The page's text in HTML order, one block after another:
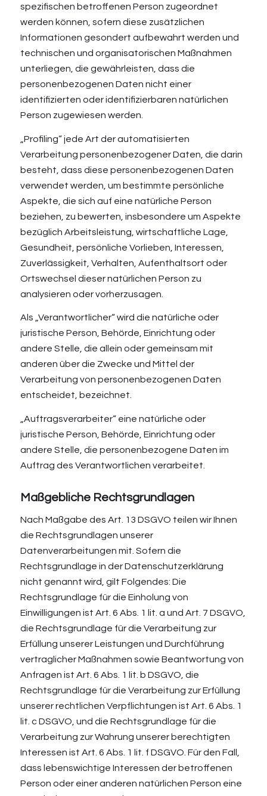
spezifischen betroffenen Person zugeordnet
werden können, sofern diese zusätzlichen
Informationen gesondert aufbewahrt werden und
technischen und organisatorischen Maßnahmen
unterliegen, die gewährleisten, dass die
personenbezogenen Daten nicht einer
identifizierten oder identifizierbaren natürlichen
Person zugewiesen werden.
„Profiling“ jede Art der automatisierten
Verarbeitung personenbezogener Daten, die darin
besteht, dass diese personenbezogenen Daten
verwendet werden, um bestimmte persönliche
Aspekte, die sich auf eine natürliche Person
beziehen, zu bewerten, insbesondere um Aspekte
bezüglich Arbeitsleistung, wirtschaftliche Lage,
Gesundheit, persönliche Vorlieben, Interessen,
Zuverlässigkeit, Verhalten, Aufenthaltsort oder
Ortswechsel dieser natürlichen Person zu
analysieren oder vorherzusagen.
Als „Verantwortlicher“ wird die natürliche oder
juristische Person, Behörde, Einrichtung oder
andere Stelle, die allein oder gemeinsam mit
anderen über die Zwecke und Mittel der
Verarbeitung von personenbezogenen Daten
entscheidet, bezeichnet.
„Auftragsverarbeiter“ eine natürliche oder
juristische Person, Behörde, Einrichtung oder
andere Stelle, die personenbezogene Daten im
Auftrag des Verantwortlichen verarbeitet.
Maßgebliche Rechtsgrundlagen
Nach Maßgabe des Art. 13 DSGVO teilen wir Ihnen
die Rechtsgrundlagen unserer
Datenverarbeitungen mit. Sofern die
Rechtsgrundlage in der Datenschutzerklärung
nicht genannt wird, gilt Folgendes: Die
Rechtsgrundlage für die Einholung von
Einwilligungen ist Art. 6 Abs. 1 lit. a und Art. 7 DSGVO,
die Rechtsgrundlage für die Verarbeitung zur
Erfüllung unserer Leistungen und Durchführung
vertraglicher Maßnahmen sowie Beantwortung von
Anfragen ist Art. 6 Abs. 1 lit. b DSGVO, die
Rechtsgrundlage für die Verarbeitung zur Erfüllung
unserer rechtlichen Verpflichtungen ist Art. 6 Abs. 1
lit. c DSGVO, und die Rechtsgrundlage für die
Verarbeitung zur Wahrung unserer berechtigten
Interessen ist Art. 6 Abs. 1 lit. f DSGVO. Für den Fall,
dass lebenswichtige Interessen der betroffenen
Person oder einer anderen natürlichen Person eine